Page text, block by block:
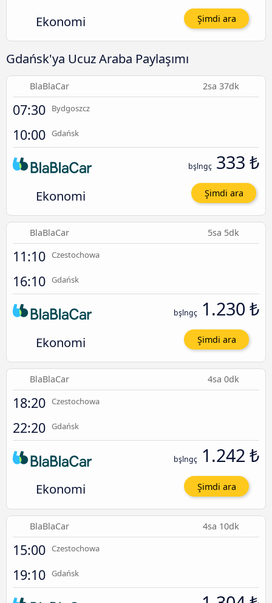
Ekonomi Şimdi ara
Gdańsk'ya Ucuz Araba Paylaşımı
BlaBlaCar 2sa 37dk
07:30 Bydgoszcz
10:00 Gdańsk
Ekonomi
bşlngç 333 ₺
Şimdi ara
BlaBlaCar 5sa 5dk
11:10 Czestochowa
16:10 Gdańsk
Ekonomi
bşlngç 1.230 ₺
Şimdi ara
BlaBlaCar 4sa 0dk
18:20 Czestochowa
22:20 Gdańsk
Ekonomi
bşlngç 1.242 ₺
Şimdi ara
BlaBlaCar 4sa 10dk
15:00 Czestochowa
19:10 Gdańsk